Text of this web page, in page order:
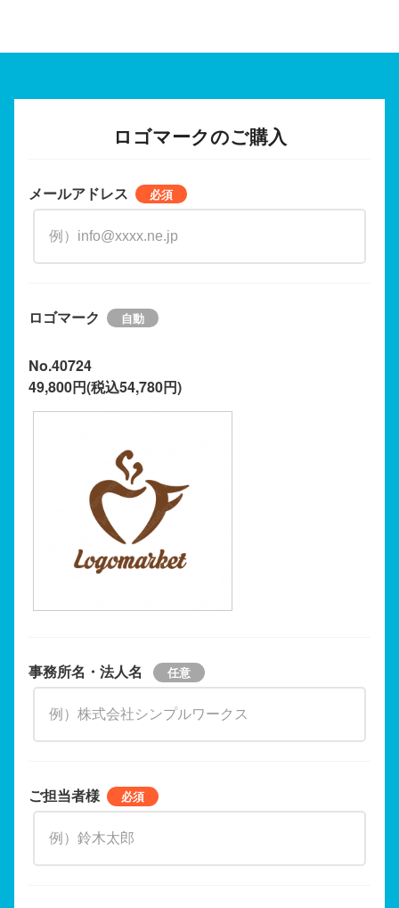
ロゴマークのご購入
メールアドレス
ロゴマーク
No.40724
49,800円(税込54,780円)
事務所名・法人名
ご担当者様